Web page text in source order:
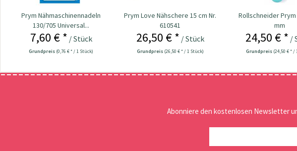
Prym Nähmaschinennadeln
130/705 Universal...
7,60 € * / Stück
Grundpreis (0,76 € * / 1 Stück)
Prym Love Nähschere 15 cm Nr.
610541
26,50 € * / Stück
Grundpreis (26,50 € * / 1 Stück)
Rollschneider Prym
mm
24,50 € * /
Grundpreis (24,50 € * /
Abonniere den kostenlosen Newsletter